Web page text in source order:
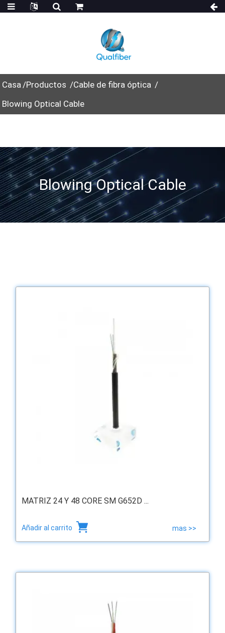
Casa Productos
Cable de fibra óptica
Blowing Optical Cable
Blowing Optical Cable
MATRIZ 24 Y 48 CORE SM G652D ...
Añadir al carrito mas >>